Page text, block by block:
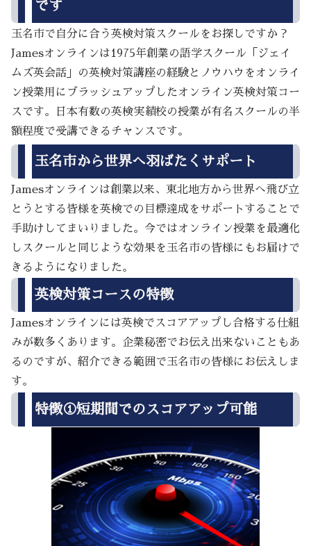
です
玉名市で自分に合う英検対策スクールをお探しですか？
Jamesオンラインは1975年創業の語学スクール「ジェイ
ムズ英会話」の英検対策講座の経験とノウハウをオンライ
ン授業用にブラッシュアップしたオンライン英検対策コー
スです。日本有数の英検実績校の授業が有名スクールの半
額程度で受講できるチャンスです。
玉名市から世界へ羽ばたくサポート
Jamesオンラインは創業以来、東北地方から世界へ飛び立
とうとする皆様を英検での目標達成をサポートすることで
手助けしてまいりました。今ではオンライン授業を最適化
しスクールと同じような効果を玉名市の皆様にもお届けで
きるようになりました。
英検対策コースの特徴
Jamesオンラインには英検でスコアアップし合格する仕組
みが数多くあります。企業秘密でお伝え出来ないこともあ
るのですが、紹介できる範囲で玉名市の皆様にお伝えしま
す。
特徴①短期間でのスコアアップ可能